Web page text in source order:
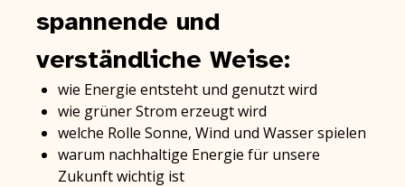
spannende und
verständliche Weise:
wie Energie entsteht und genutzt wird
wie grüner Strom erzeugt wird
welche Rolle Sonne, Wind und Wasser spielen
warum nachhaltige Energie für unsere
Zukunft wichtig ist